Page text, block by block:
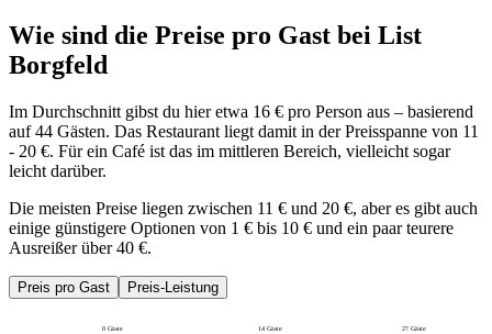
Wie sind die Preise pro Gast bei List
Borgfeld
Im Durchschnitt gibst du hier etwa 16 € pro Person aus – basierend
auf 44 Gästen. Das Restaurant liegt damit in der Preisspanne von 11
- 20 €. Für ein Café ist das im mittleren Bereich, vielleicht sogar
leicht darüber.
Die meisten Preise liegen zwischen 11 € und 20 €, aber es gibt auch
einige günstigere Optionen von 1 € bis 10 € und ein paar teurere
Ausreißer über 40 €.
Preis pro Gast Preis-Leistung
0 Gäste 14 Gäste
27 Gäste